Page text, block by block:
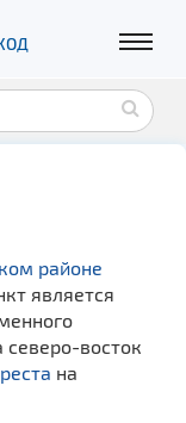
районе
является
северо-восток
на